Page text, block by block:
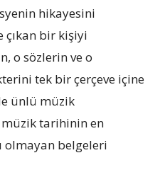
hikayesini
çıkan bir kişiyi
o sözlerin ve o
tek bir çerçeve içine
ünlü müzik
müzik tarihinin en
olmayan belgeleri